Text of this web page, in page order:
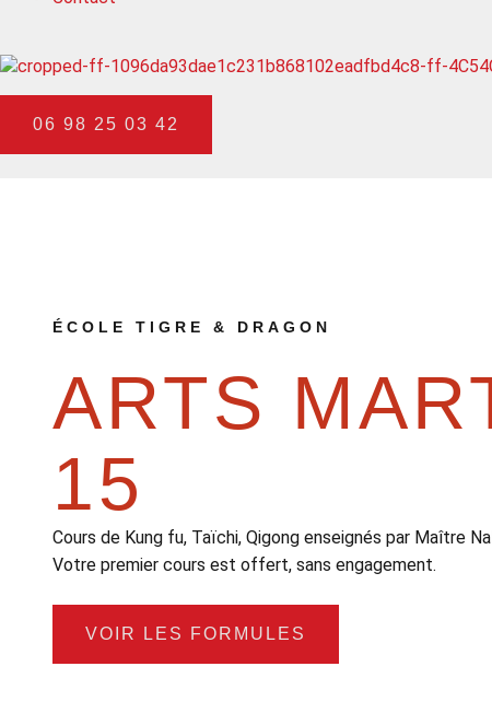
06 98 25 03 42
ÉCOLE TIGRE & DRAGON
ARTS
15
Cours de Kung fu, Taïchi, Qigong enseignés par Maître
Votre premier cours est offert, sans engagement.
VOIR LES FORMULES